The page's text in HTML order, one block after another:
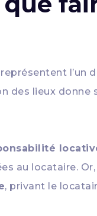
représentent l’un
des lieux donne
au locataire.
, privant le